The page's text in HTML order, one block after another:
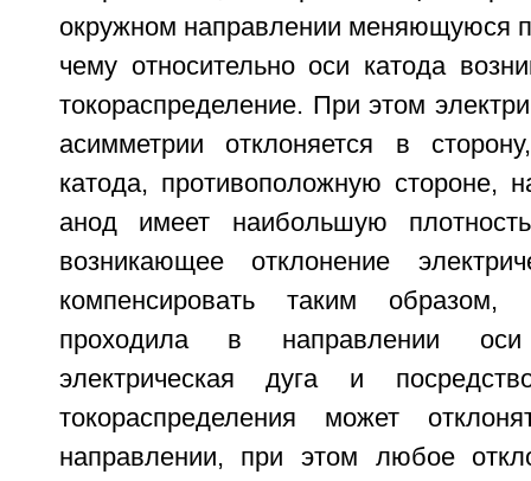
окружном направлении меняющуюся
чему относительно оси катода
токораспределение. При этом
асимметрии отклоняется в
катода, противоположную стороне,
анод имеет наибольшую
возникающее отклонение
компенсировать таким
проходила в направлении
электрическая дуга и
токораспределения может
направлении, при этом любое